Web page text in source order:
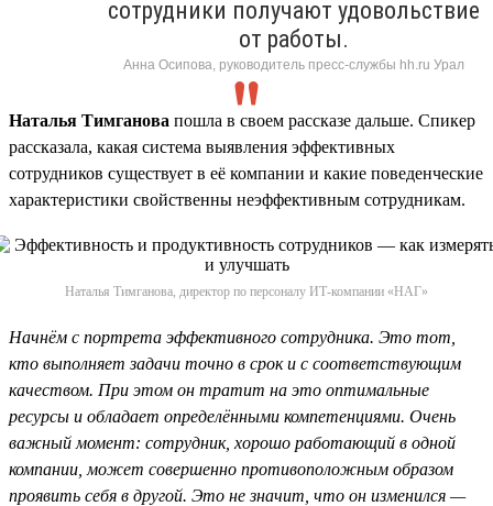
сотрудники получают удовольствие
от работы.
Анна Осипова, руководитель пресс-службы hh.ru Урал
Наталья Тимганова пошла в своем рассказе дальше. Спикер
рассказала, какая система выявления эффективных
сотрудников существует в её компании и какие поведенческие
характеристики свойственны неэффективным сотрудникам.
Наталья Тимганова, директор по персоналу ИТ-компании «НАГ»
Начнём с портрета эффективного сотрудника. Это тот,
кто выполняет задачи точно в срок и с соответствующим
качеством. При этом он тратит на это оптимальные
ресурсы и обладает определёнными компетенциями. Очень
важный момент: сотрудник, хорошо работающий в одной
компании, может совершенно противоположным образом
проявить себя в другой. Это не значит, что он изменился —